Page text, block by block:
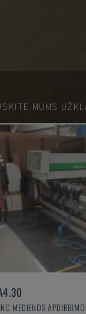
MUMS
MEDIENOS